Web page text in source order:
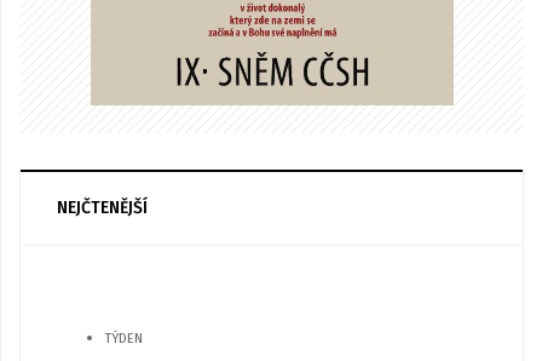
NEJČTENĚJŠÍ
TÝDEN